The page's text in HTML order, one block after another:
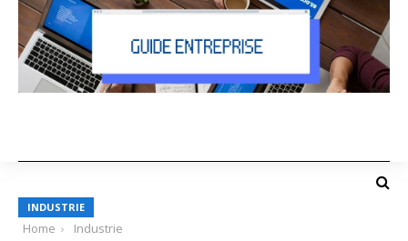
INDUSTRIE
Home
Industrie